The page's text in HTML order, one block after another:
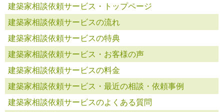
建築家相談依頼サービス・トップページ
建築家相談依頼サービスの流れ
建築家相談依頼サービスの特典
建築家相談依頼サービス・お客様の声
建築家相談依頼サービスの料金
建築家相談依頼サービス・最近の相談・依頼事例
建築家相談依頼サービスのよくある質問